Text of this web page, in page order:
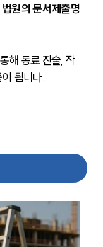
원의 문서제출명
해 동료 진술, 작
됩니다.